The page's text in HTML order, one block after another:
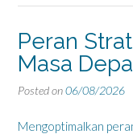
Peran
Masa
Posted on06/08/2026
Mengoptimalkan